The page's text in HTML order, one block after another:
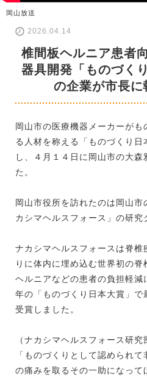
岡山放送
2026.04.14
椎間板ヘルニア患者
器具開発「ものづく
の企業が市長に
岡山市の医療機器メーカーが
る人材を称える「ものづくり
し、４月１４日に岡山市の大
た。
岡山市役所を訪れたのは岡山
カシマヘルスフォース」の研究
ナカシマヘルスフォースは脊椎
りに体内に埋め込む世界初の
ヘルニアなどの患者の負担軽減
年の「ものづくり日本大賞」で
受賞しました。
（ナカシマヘルスフォース研
「ものづくりとして認められ
の痛みを取るその一助になって